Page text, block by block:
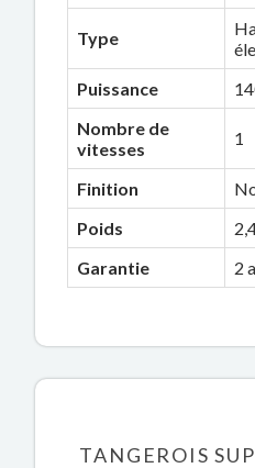
Type
Puissance
Nombre de
vitesses
1
Finition
Poids
Garantie
2
TANGEROIS